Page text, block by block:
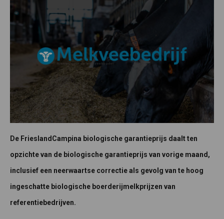
De FrieslandCampina biologische garantieprijs daalt ten
opzichte van de biologische garantieprijs van vorige maand,
inclusief een neerwaartse correctie als gevolg van te hoog
ingeschatte biologische boerderijmelkprijzen van
referentiebedrijven.